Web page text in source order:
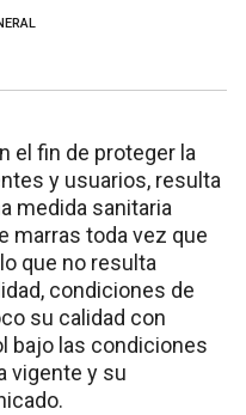
el fin de proteger la
y usuarios, resulta
medida sanitaria
marras toda vez que
que no resulta
condiciones de
su calidad con
bajo las condiciones
vigente y su